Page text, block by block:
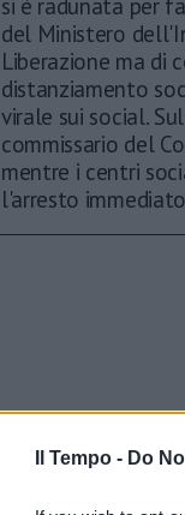
Il Tempo - Do
si è radunata per
del Ministero
Liberazione ma di
distanziamento
virale sui social.
commissario del
mentre i centri
l'arresto